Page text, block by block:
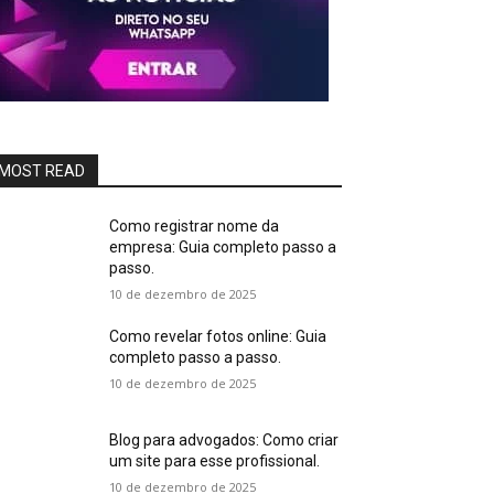
READ
Como registrar nome da
empresa: Guia completo passo a
passo.
10 de dezembro de 2025
Como revelar fotos online: Guia
completo passo a passo.
10 de dezembro de 2025
Blog para advogados: Como criar
um site para esse profissional.
10 de dezembro de 2025